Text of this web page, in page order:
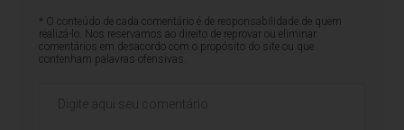
* O conteúdo de cada comentário é de responsabilidade de quem
realizá-lo. Nos reservamos ao direito de reprovar ou eliminar
comentários em desacordo com o propósito do site ou que
contenham palavras ofensivas.